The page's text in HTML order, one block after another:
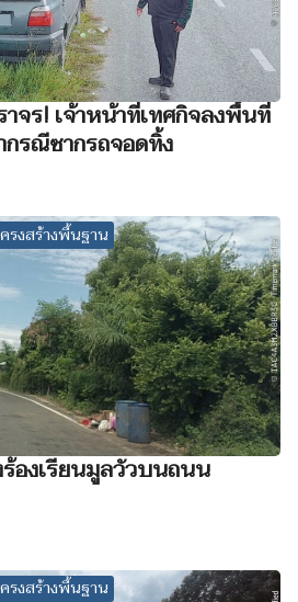
จร! เจ้าหน้าที่เทศกิจลงพื้นที่
รณีซากรถจอดทิ้ง
รงสร้างพื้นฐาน
ร้องเรียนมูลวัวบนถนน
รงสร้างพื้นฐาน